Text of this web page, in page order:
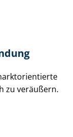
zu veräußern.